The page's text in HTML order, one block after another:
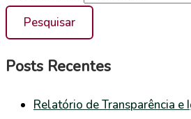
Posts Recentes
Relatório de Transparência e